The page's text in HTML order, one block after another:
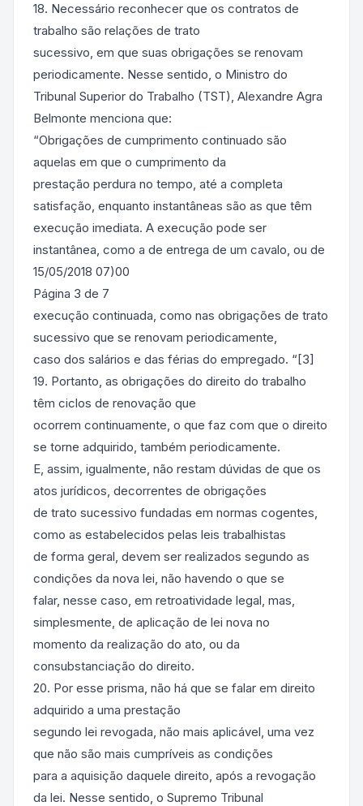
18. Necessário reconhecer que os contratos de
trabalho são relações de trato
sucessivo, em que suas obrigações se renovam
periodicamente. Nesse sentido, o Ministro do
Tribunal Superior do Trabalho (TST), Alexandre Agra
Belmonte menciona que:
“Obrigações de cumprimento continuado são
aquelas em que o cumprimento da
prestação perdura no tempo, até a completa
satisfação, enquanto instantâneas são as que têm
execução imediata. A execução pode ser
instantânea, como a de entrega de um cavalo, ou de
15/05/2018 07)00
Página 3 de 7
execução continuada, como nas obrigações de trato
sucessivo que se renovam periodicamente,
caso dos salários e das férias do empregado. “[3]
19. Portanto, as obrigações do direito do trabalho
têm ciclos de renovação que
ocorrem continuamente, o que faz com que o direito
se torne adquirido, também periodicamente.
E, assim, igualmente, não restam dúvidas de que os
atos jurídicos, decorrentes de obrigações
de trato sucessivo fundadas em normas cogentes,
como as estabelecidos pelas leis trabalhistas
de forma geral, devem ser realizados segundo as
condições da nova lei, não havendo o que se
falar, nesse caso, em retroatividade legal, mas,
simplesmente, de aplicação de lei nova no
momento da realização do ato, ou da
consubstanciação do direito.
20. Por esse prisma, não há que se falar em direito
adquirido a uma prestação
segundo lei revogada, não mais aplicável, uma vez
que não são mais cumpríveis as condições
para a aquisição daquele direito, após a revogação
da lei. Nesse sentido, o Supremo Tribunal